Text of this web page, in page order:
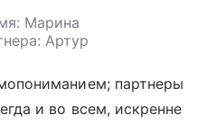
Марина
Артур
партнеры
и во всем, искренне